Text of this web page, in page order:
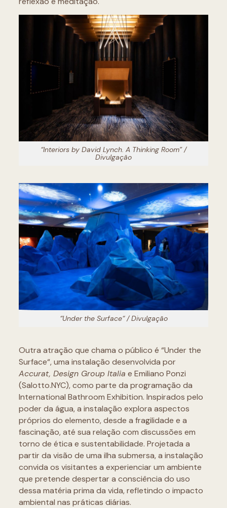
“Interiors by David Lynch. A Thinking Room” /
Divulgação
“Under the Surface“ / Divulgação
Outra atração que chama o público é “Under the
Surface“, uma instalação desenvolvida por
Accurat, Design Group Italia e Emiliano Ponzi
(Salotto.NYC), como parte da programação da
International Bathroom Exhibition. Inspirados pelo
poder da água, a instalação explora aspectos
próprios do elemento, desde a fragilidade e a
fascinação, até sua relação com discussões em
torno de ética e sustentabilidade. Projetada a
partir da visão de uma ilha submersa, a instalação
convida os visitantes a experienciar um ambiente
que pretende despertar a consciência do uso
dessa matéria prima da vida, refletindo o impacto
ambiental nas práticas diárias.